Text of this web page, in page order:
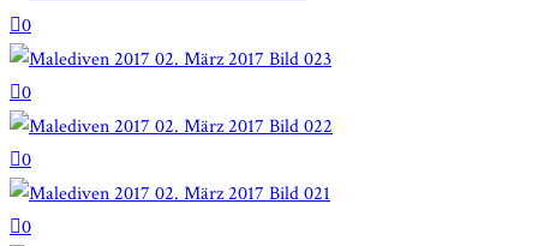
0
0
0
0